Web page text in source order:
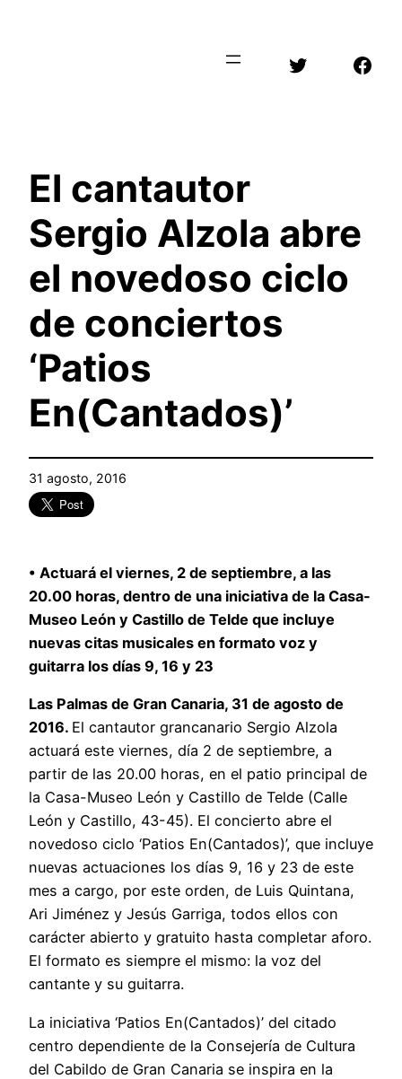
Twitter
El cantautor
Sergio Alzola abre
el novedoso ciclo
de conciertos
‘Patios
En(Cantados)’
31 agosto, 2016
• Actuará el viernes, 2 de septiembre, a las
20.00 horas, dentro de una iniciativa de la Casa-
Museo León y Castillo de Telde que incluye
nuevas citas musicales en formato voz y
guitarra los días 9, 16 y 23
Las Palmas de Gran Canaria, 31 de agosto de
2016. El cantautor grancanario Sergio Alzola
actuará este viernes, día 2 de septiembre, a
partir de las 20.00 horas, en el patio principal de
la Casa-Museo León y Castillo de Telde (Calle
León y Castillo, 43-45). El concierto abre el
novedoso ciclo ‘Patios En(Cantados)’, que incluye
nuevas actuaciones los días 9, 16 y 23 de este
mes a cargo, por este orden, de Luis Quintana,
Ari Jiménez y Jesús Garriga, todos ellos con
carácter abierto y gratuito hasta completar aforo.
El formato es siempre el mismo: la voz del
cantante y su guitarra.
La iniciativa ‘Patios En(Cantados)’ del citado
centro dependiente de la Consejería de Cultura
del Cabildo de Gran Canaria se inspira en la